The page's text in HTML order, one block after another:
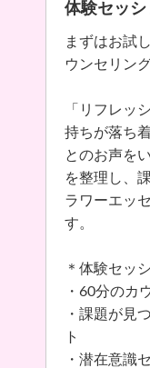
体験セッシ
まずはお試
ウンセリン
「リフレッ
持ちが落ち
とのお声を
を整理し、
ラワーエッ
す。
＊体験セッ
・60分のカ
・課題が見
ト
・潜在意識